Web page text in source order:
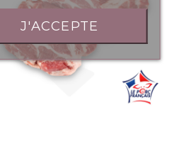
J'ACCEPTE